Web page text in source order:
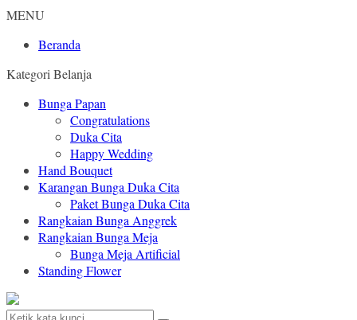
MENU
Beranda
Kategori Belanja
Bunga Papan
Congratulations
Duka Cita
Happy Wedding
Hand Bouquet
Karangan Bunga Duka Cita
Paket Bunga Duka Cita
Rangkaian Bunga Anggrek
Rangkaian Bunga Meja
Bunga Meja Artificial
Standing Flower